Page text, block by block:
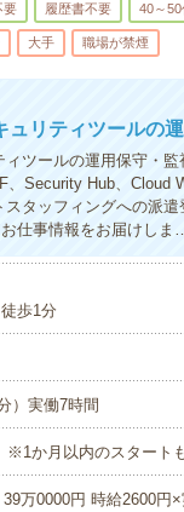
要 履歴書不要 40～
大手 職場が禁煙
ュリティツールの
ィツールの運用保守・
、Security Hub、
タッフィングへの派
仕事情報をお届けしま
歩1分
）実働7時間
※1か月以内のスタート
万0000円 時給2600円